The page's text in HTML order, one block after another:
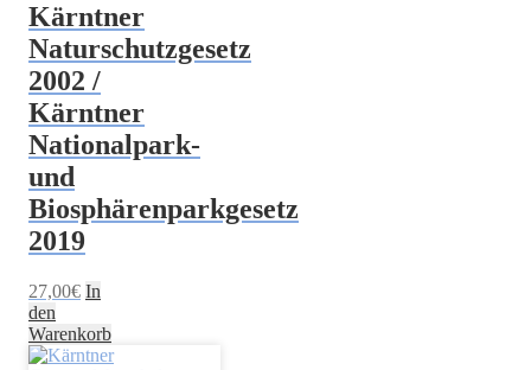
Kärntner
Naturschutzgesetz
2002 /
Kärntner
Nationalpark-
und
Biosphärenparkgesetz
2019
27,00€ In
den
Warenkorb